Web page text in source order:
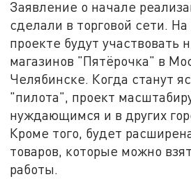
Заявление о начале
сделали в торговой сети.
проекте будут участвовать
магазинов "Пятёрочка" в
Челябинске. Когда станут
"пилота", проект
нуждающимся и в других
Кроме того, будет
товаров, которые можно
работы.